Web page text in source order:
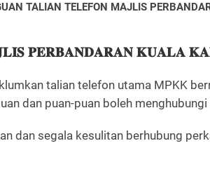
TALIAN TELEFON MAJLIS
𝐏𝐄𝐑𝐁𝐀𝐍𝐃𝐀𝐑𝐀𝐍 𝐊𝐔𝐀𝐋𝐀
talian telefon utama MPKK
dan puan-puan boleh
dan segala kesulitan berhubung